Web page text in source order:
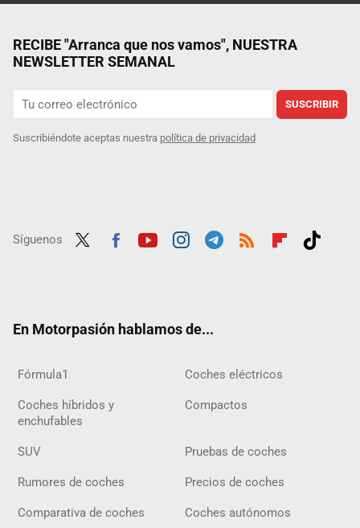
RECIBE "Arranca que nos vamos", NUESTRA
NEWSLETTER SEMANAL
SUSCRIBIR
Suscribiéndote aceptas nuestra política de privacidad
Síguenos
En Motorpasión hablamos de...
Fórmula1 Coches eléctricos
Coches híbridos y
enchufables
Compactos
SUV Pruebas de coches
Rumores de coches Precios de coches
Comparativa de coches Coches autónomos